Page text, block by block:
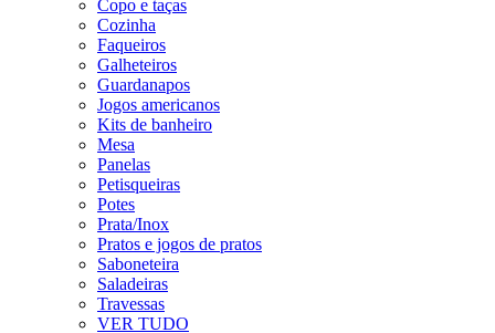
Copo e taças
Cozinha
Faqueiros
Galheteiros
Guardanapos
Jogos americanos
Kits de banheiro
Mesa
Panelas
Petisqueiras
Potes
Prata/Inox
Pratos e jogos de pratos
Saboneteira
Saladeiras
Travessas
VER TUDO